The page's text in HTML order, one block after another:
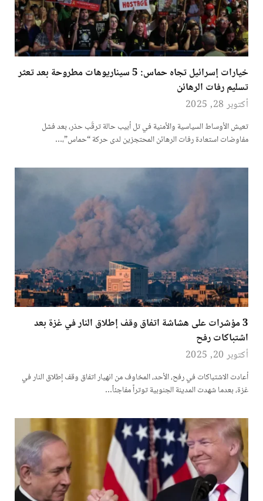
خيارات إسرائيل تجاه حماس: 5 سيناريوهات مطروحة بعد تعثر
تسليم رفات الرهائن
أكتوبر 28, 2025
تعيش الأوساط السياسية والأمنية في تل أبيب حالة ترقّب حذر، بعد فشل
مفاوضات استعادة رفات الرهائن المحتجزين لدى حركة “حماس”،…
3 مؤشرات على هشاشة اتفاق وقف إطلاق النار في غزة بعد
اشتباكات رفح
أكتوبر 20, 2025
أعادت الاشتباكات في رفح، الأحد، المخاوف من انهيار اتفاق وقف إطلاق النار في
غزة، بعدما شهدت المدينة الجنوبية توتراً مفاجئاً…